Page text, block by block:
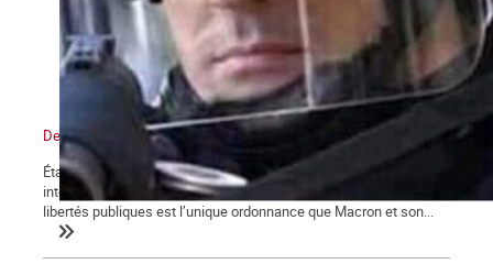
De l’état d’urgence sanitaire à l’État policier
État d’urgence, confinements, couvre-feu, attestations de sorties,
interdictions de rassemblements, la restriction des droits et
libertés publiques est l’unique ordonnance que Macron et son...